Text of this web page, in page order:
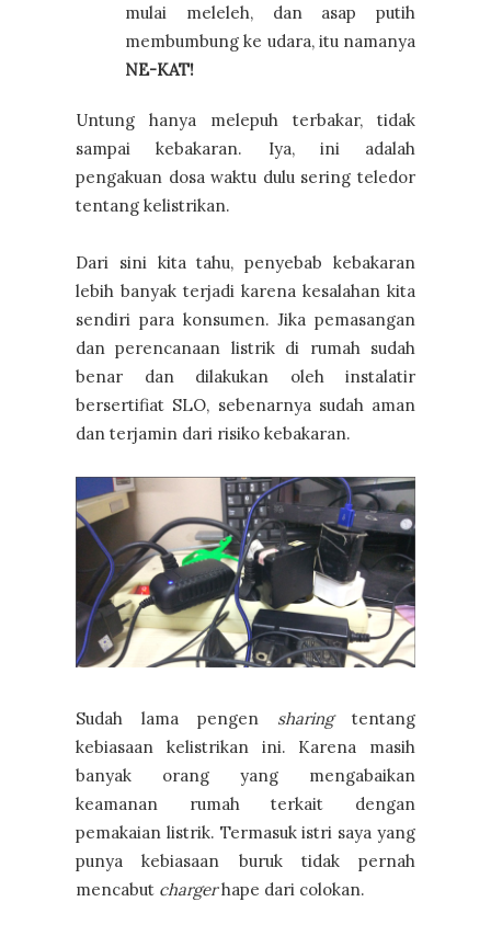
mulai meleleh, dan asap putih
membumbung ke udara, itu namanya
NE-KAT!
Untung hanya melepuh terbakar, tidak
sampai kebakaran. Iya, ini adalah
pengakuan dosa waktu dulu sering teledor
tentang kelistrikan.
Dari sini kita tahu, penyebab kebakaran
lebih banyak terjadi karena kesalahan kita
sendiri para konsumen. Jika pemasangan
dan perencanaan listrik di rumah sudah
benar dan dilakukan oleh instalatir
bersertifiat SLO, sebenarnya sudah aman
dan terjamin dari risiko kebakaran.
Sudah lama pengen sharing tentang
kebiasaan kelistrikan ini. Karena masih
banyak orang yang mengabaikan
keamanan rumah terkait dengan
pemakaian listrik. Termasuk istri saya yang
punya kebiasaan buruk tidak pernah
mencabut chargerhape dari colokan.